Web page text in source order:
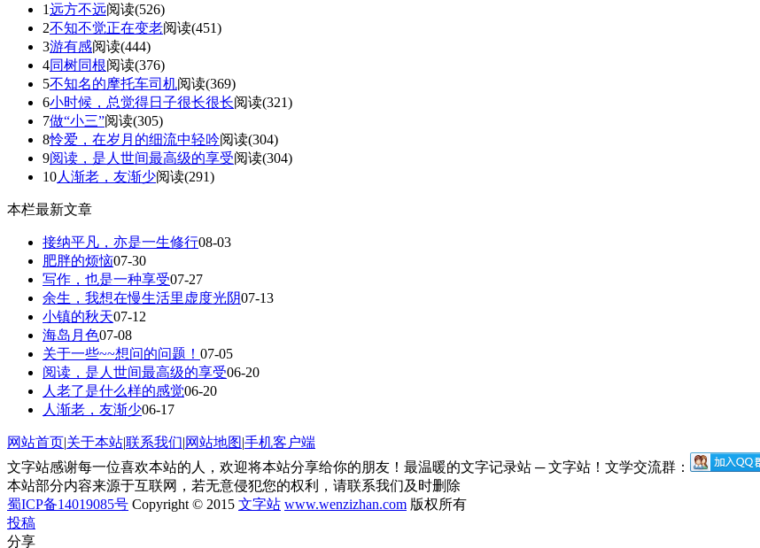
1远方不远阅读(526)
2不知不觉正在变老阅读(451)
3游有感阅读(444)
4同树同根阅读(376)
5不知名的摩托车司机阅读(369)
6小时候，总觉得日子很长很长阅读(321)
7做“小三”阅读(305)
8怜爱，在岁月的细流中轻吟阅读(304)
9阅读，是人世间最高级的享受阅读(304)
10人渐老，友渐少阅读(291)
本栏最新文章
接纳平凡，亦是一生修行08-03
肥胖的烦恼07-30
写作，也是一种享受07-27
余生，我想在慢生活里虚度光阴07-13
小镇的秋天07-12
海岛月色07-08
关于一些~~想问的问题！ 07-05
阅读，是人世间最高级的享受06-20
人老了是什么样的感觉06-20
人渐老，友渐少06-17
网站首页|关于本站|联系我们|网站地图|手机客户端
文字站感谢每一位喜欢本站的人，欢迎将本站分享给你的朋友！最温暖的文字记录站 ─ 文字站！文学交流群：
本站部分内容来源于互联网，若无意侵犯您的权利，请联系我们及时删除
蜀ICP备14019085号 Copyright © 2015 文字站 www.wenzizhan.com 版权所有
投稿
分享